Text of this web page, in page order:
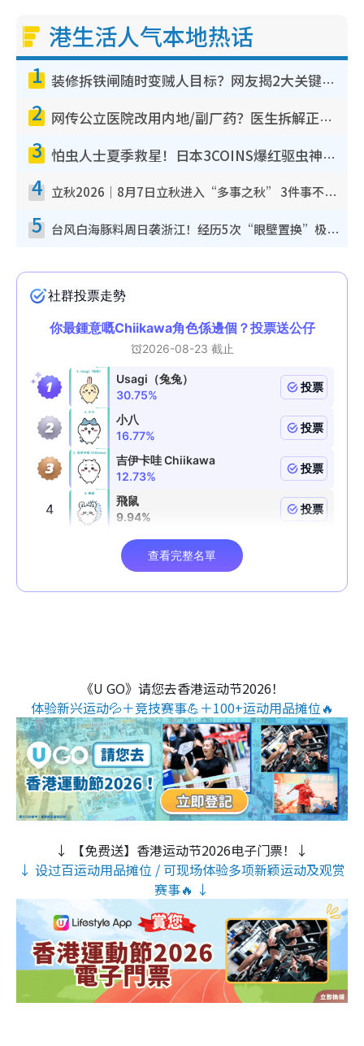
港生活人气本地热话
1 装修拆铁闸随时变贼人目标？网友揭2大关键用途：装新款等于白装？附新旧铁闸分别
2 网传公立医院改用内地/副厂药？医生拆解正副厂分别，揭4类人换药随时出事
3 怕虫人士夏季救星！日本3COINS爆红驱虫神器$45起 1招“全程免触碰”轻松搞定小强
4 立秋2026｜8月7日立秋进入“多事之秋” 3件事不可做！专家教6招开运 清杂物／钱包纳气接好运
5 台风白海豚料周日袭浙江！经历5次“眼壁置换”极罕见 成登陆内地最长途台风
《U GO》请您去香港运动节2026！
体验新兴运动💦＋竞技赛事💪＋100+运动用品摊位🔥
↓ 【免费送】香港运动节2026电子门票！↓
↓ 设过百运动用品摊位 / 可现场体验多项新颖运动及观赏
赛事🔥 ↓